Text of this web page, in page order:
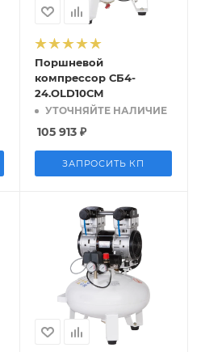
Поршневой
компрессор СБ4-
24.OLD10СМ
УТОЧНЯЙТЕ НАЛИЧИЕ
105 913 ₽
ЗАПРОСИТЬ КП